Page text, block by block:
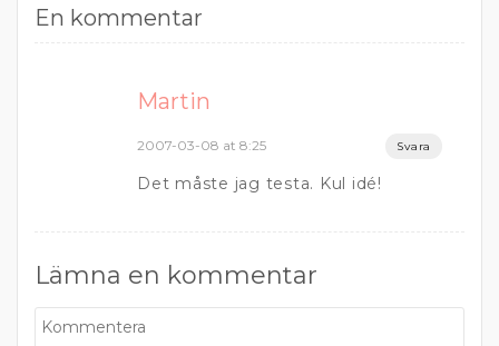
En kommentar
Martin
2007-03-08 at 8:25 Svara
Det måste jag testa. Kul idé!
Lämna en kommentar